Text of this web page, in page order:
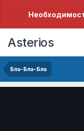
Asterios
Бла-Бла-Бла